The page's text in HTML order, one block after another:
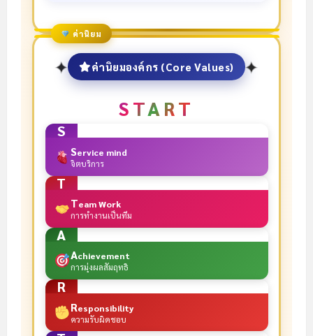
ค่านิยม
✦ ค่านิยมองค์กร (Core Values) ✦
START
S
Service mind
จิตบริการ
T
Team Work
การทำงานเป็นทีม
A
Achievement
การมุ่งผลสัมฤทธิ์
R
Responsibility
ความรับผิดชอบ